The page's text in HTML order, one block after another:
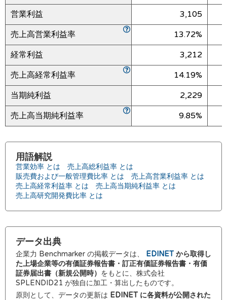
営業利益
3,105
売上高営業利益率
13.72%
経常利益
3,212
売上高経常利益率
14.19%
当期純利益
2,229
売上高当期純利益率
9.85%
用語解説
営業効率 とは
売上高総利益率 とは
販売費および一般管理費比率 とは
売上高営業利益率 とは
売上高経常利益率 とは
売上高当期純利益率 とは
売上高研究開発費比率 とは
データ出典
企業力 Benchmarker の掲載データは、 EDINETから取得し
た上場企業等の有価証券報告書・訂正有価証券報告書・有価
証券届出書（新規公開時） をもとに、株式会社
SPLENDID21 が独自に加工・算出したものです。
原則として、データの更新は EDINET に各資料が公開された